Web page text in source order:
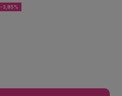
-3,85%